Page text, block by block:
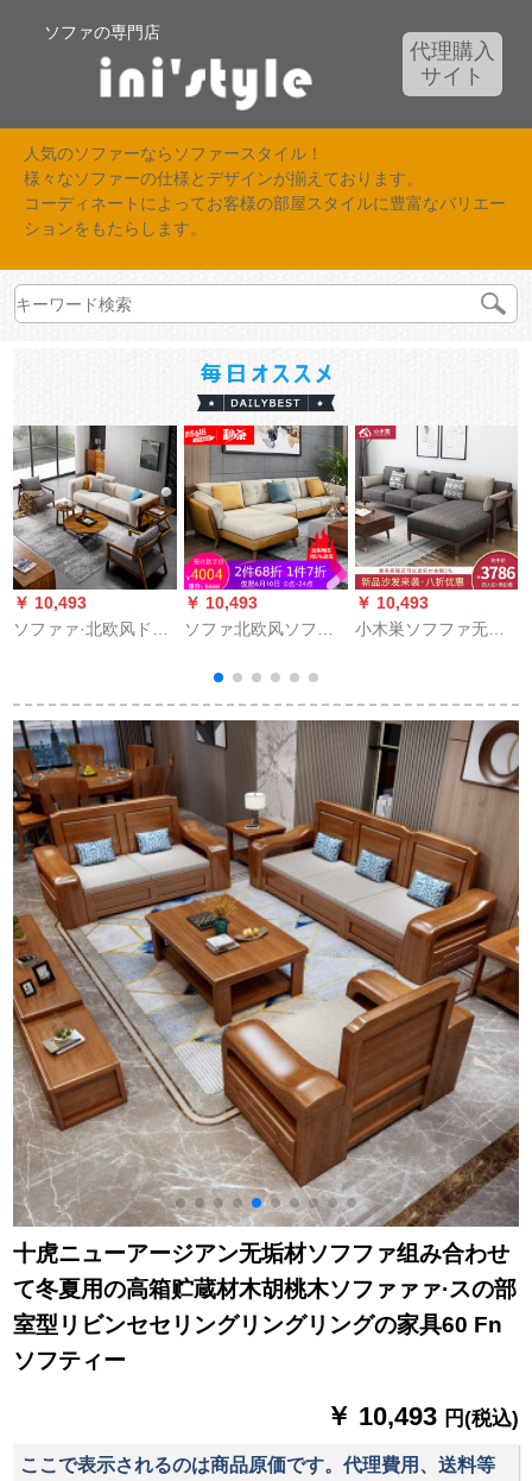
ソファの専門店
代理購入
サイト
人気のソファーならソファースタイル！
様々なソファーの仕様とデザインが揃えております。
コーディネートによってお客様の部屋スタイルに豊富なバリエー
ションをもたらします。
￥ 10,493
ソファァ·北欧风ドレ-
です。ウォーカーカ
ーカーカーバー客间
には、无垢材ソファ
全实木款直位
+gife+1515（大円数
＋小円数）がありま
す。
￥ 10,493
ソファ北欧风ソファ
ァァァァァァァァン
ンゴルドドレプロプ
ロプロプロフレフフ
フフフフフフフフ角
组家具1+2+gife(ゾウ
ォォォォォフビット
注)上质通性
￥ 10,493
小木巣ソフファ无垢
フファァァァァァリ
ビンに白い木を诘め
た北欧风ソファァに
軽い4人位+グーフに
激突（全实木）
十虎ニューアージアン无垢材ソフファ组み合わせ
て冬夏用の高箱贮蔵材木胡桃木ソファァァ·スの部
室型リビンセセリングリングリングの家具60 Fn
ソフティー
￥ 10,493 円(税込)
ここで表示されるのは商品原価です。代理費用、送料等